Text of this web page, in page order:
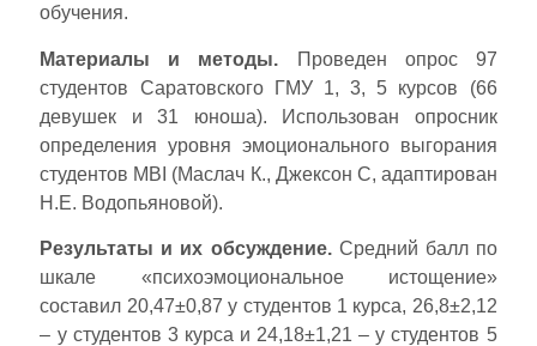
обучения.
Материалы и методы. Проведен опрос 97
студентов Саратовского ГМУ 1, 3, 5 курсов (66
девушек и 31 юноша). Использован опросник
определения уровня эмоционального выгорания
студентов MBI (Маслач К., Джексон С, адаптирован
Н.Е. Водопьяновой).
Результаты и их обсуждение. Средний балл по
шкале «психоэмоциональное истощение»
составил 20,47±0,87 у студентов 1 курса, 26,8±2,12
– у студентов 3 курса и 24,18±1,21 – у студентов 5